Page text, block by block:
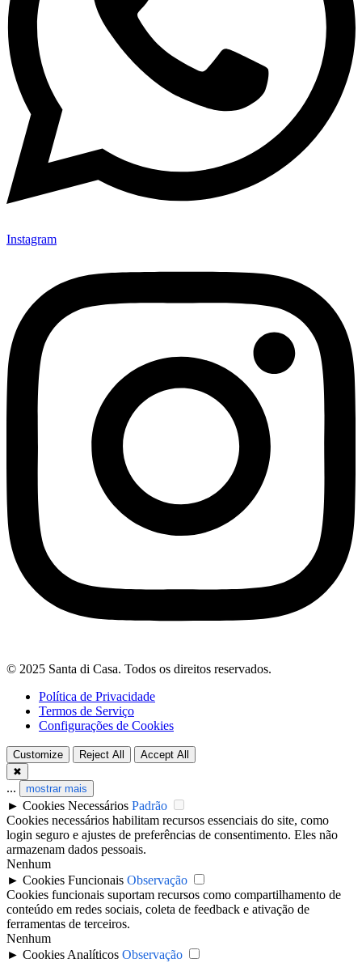
Instagram
© 2025 Santa di Casa. Todos os direitos reservados.
Política de Privacidade
Termos de Serviço
Configurações de Cookies
Customize Reject All
Accept All
✖
... mostrar mais
► Cookies Necessários Padrão
Cookies necessários habilitam recursos essenciais do site, como
login seguro e ajustes de preferências de consentimento. Eles não
armazenam dados pessoais.
Nenhum
► Cookies Funcionais Observação
Cookies funcionais suportam recursos como compartilhamento de
conteúdo em redes sociais, coleta de feedback e ativação de
ferramentas de terceiros.
Nenhum
► Cookies Analíticos Observação